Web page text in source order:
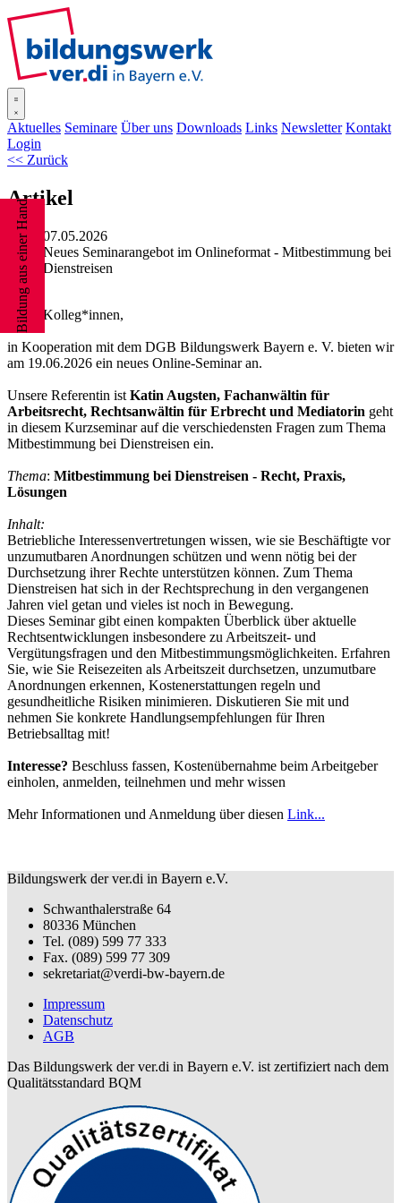
Bildung aus einer Hand
Aktuelles Seminare Über uns Downloads Links Newsletter Kontakt
Login
<< Zurück
Artikel
07.05.2026
Neues Seminarangebot im Onlineformat - Mitbestimmung bei
Dienstreisen
Liebe Kolleg*innen,
in Kooperation mit dem DGB Bildungswerk Bayern e. V. bieten wir
am 19.06.2026 ein neues Online-Seminar an.
Unsere Referentin ist Katin Augsten, Fachanwältin für
Arbeitsrecht, Rechtsanwältin für Erbrecht und Mediatorin geht
in diesem Kurzseminar auf die verschiedensten Fragen zum Thema
Mitbestimmung bei Dienstreisen ein.
Thema: Mitbestimmung bei Dienstreisen - Recht, Praxis,
Lösungen
Inhalt:
Betriebliche Interessenvertretungen wissen, wie sie Beschäftigte vor
unzumutbaren Anordnungen schützen und wenn nötig bei der
Durchsetzung ihrer Rechte unterstützen können. Zum Thema
Dienstreisen hat sich in der Rechtsprechung in den vergangenen
Jahren viel getan und vieles ist noch in Bewegung.
Dieses Seminar gibt einen kompakten Überblick über aktuelle
Rechtsentwicklungen insbesondere zu Arbeitszeit- und
Vergütungsfragen und den Mitbestimmungsmöglichkeiten. Erfahren
Sie, wie Sie Reisezeiten als Arbeitszeit durchsetzen, unzumutbare
Anordnungen erkennen, Kostenerstattungen regeln und
gesundheitliche Risiken minimieren. Diskutieren Sie mit und
nehmen Sie konkrete Handlungsempfehlungen für Ihren
Betriebsalltag mit!
Interesse? Beschluss fassen, Kostenübernahme beim Arbeitgeber
einholen, anmelden, teilnehmen und mehr wissen
Mehr Informationen und Anmeldung über diesen Link...
Bildungswerk der ver.di in Bayern e.V.
Schwanthalerstraße 64
80336 München
Tel. (089) 599 77 333
Fax. (089) 599 77 309
sekretariat@verdi-bw-bayern.de
Impressum
Datenschutz
AGB
Das Bildungswerk der ver.di in Bayern e.V. ist zertifiziert nach dem
Qualitätsstandard BQM